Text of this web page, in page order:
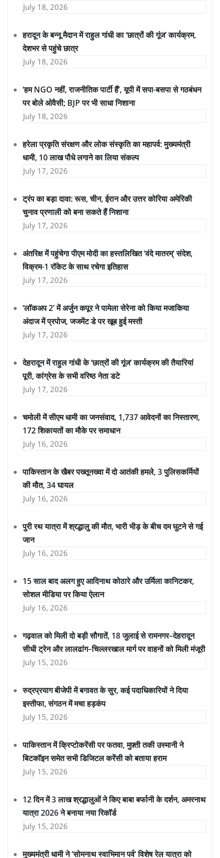
July 18, 2026
हरादून के बन्नू मैदान में राहुल गांधी का ‘छात्रों की गूंज’ कार्यक्रम,
देशभर से पहुंचे छात्र
July 18, 2026
‘हम NGO नहीं, राजनीतिक पार्टी हैं’, यूपी में सपा-बसपा से गठबंधन
पर बोले ओवैसी; BJP पर भी साधा निशाना
July 18, 2026
हरेला प्रकृति संरक्षण और लोक संस्कृति का महापर्व: मुख्यमंत्री
धामी, 10 लाख पौधे लगाने का लिया संकल्प
July 17, 2026
ट्रंप का बड़ा दावा: रूस, चीन, ईरान और उत्तर कोरिया अमेरिकी
चुनाव प्रणाली को बना सकते हैं निशाना
July 17, 2026
अंतरिक्ष में पहुंचेगा पीएम मोदी का हस्तलिखित ‘वंदे मातरम्’ संदेश,
विक्रम-1 रॉकेट के साथ रचेगा इतिहास
July 17, 2026
‘लॉकअप 2’ में अर्जुन कपूर ने पामेला सेरेना को किया मजाकिया
अंदाज में प्रपोज, जजमेंट डे पर खूब हुई मस्ती
July 17, 2026
देहरादून में राहुल गांधी के ‘छात्रों की गूंज’ कार्यक्रम की तैयारियां
पूरी, कांग्रेस के सभी वरिष्ठ नेता डटे
July 17, 2026
चमोली में सीएम धामी का जनसंवाद, 1,737 आवेदनों का निस्तारण,
172 शिकायतों का मौके पर समाधान
July 16, 2026
पाकिस्तान के खैबर पख्तूनख्वा में दो आतंकी हमले, 3 पुलिसकर्मियों
की मौत, 34 घायल
July 16, 2026
पुरी रथ यात्रा में श्रद्धालु की मौत, भारी भीड़ के बीच दम घुटने से गई
जान
July 16, 2026
15 साल बाद अलग हुए आदिनाथ कोठारे और उर्मिला कानिटकर,
सोशल मीडिया पर किया ऐलान
July 16, 2026
गढ़वाल को मिली दो बड़ी सौगातें, 18 जुलाई से रामनगर–देहरादून
सीधी ट्रेन और लालढांग–चिल्लरखाल मार्ग पर वाहनों को मिली मंजूरी
July 15, 2026
रुद्रप्रयाग बीजेपी में बगावत के सुर, कई पदाधिकारियों ने दिया
इस्तीफा, संगठन में मचा हड़कंप
July 15, 2026
पाकिस्तान में क्रिप्टोकरेंसी पर फतवा, मुफ़्ती तकी उस्मानी ने
बिटकॉइन समेत सभी डिजिटल करेंसी को बताया हराम
July 15, 2026
12 दिन में 3 लाख श्रद्धालुओं ने किए बाबा बर्फानी के दर्शन, अमरनाथ
यात्रा 2026 ने बनाया नया रिकॉर्ड
July 15, 2026
मुख्यमंत्री धामी ने ‘सोमनाथ स्वाभिमान पर्व’ विशेष रेल यात्रा को